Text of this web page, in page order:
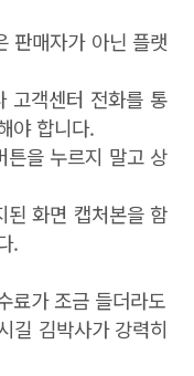
판매자가 아닌 플랫
고객센터 전화를 통
야 합니다.
튼을 누르지 말고 상
된 화면 캡처본을 함
.
료가 조금 들더라도
길 김박사가 강력히